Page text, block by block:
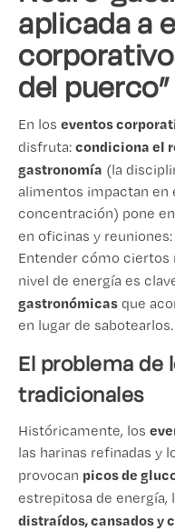
aplicada a
del puerco”
En los eventos
disfruta: condiciona el
gastronomía (la
alimentos impactan en
concentración) pone
en oficinas y reuniones:
Entender cómo ciertos
nivel de energía es
gastronómicas que
en lugar de sabotearlos.
El problema de
tradicionales
Históricamente, los
las harinas refinadas y
provocan picos de
estrepitosa de energía,
distraídos, cansados y